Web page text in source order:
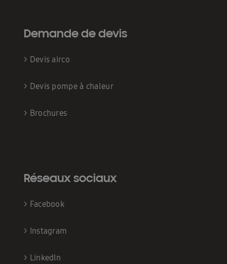
Demande de devis
> Devis airco
> Devis pompe à chaleur
> Brochures
Réseaux sociaux
> Facebook
> Instagram
> LinkedIn